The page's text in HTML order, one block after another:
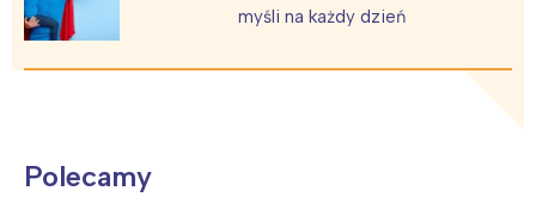
myśli na każdy dzień
Polecamy